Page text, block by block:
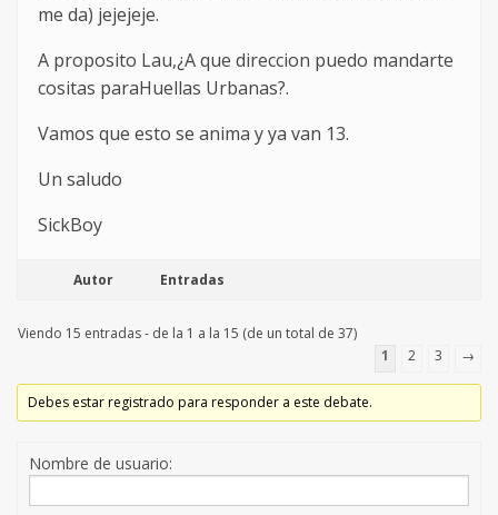
me da) jejejeje.
A proposito Lau,¿A que direccion puedo mandarte
cositas paraHuellas Urbanas?.
Vamos que esto se anima y ya van 13.
Un saludo
SickBoy
Autor Entradas
Viendo 15 entradas - de la 1 a la 15 (de un total de 37)
1
2 3 →
Debes estar registrado para responder a este debate.
Nombre de usuario: